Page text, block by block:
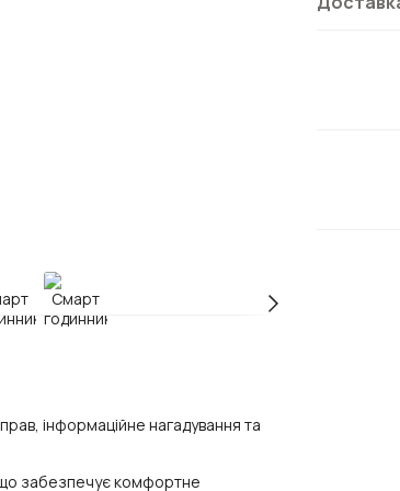
інформаційне нагадування та
забезпечує комфортне